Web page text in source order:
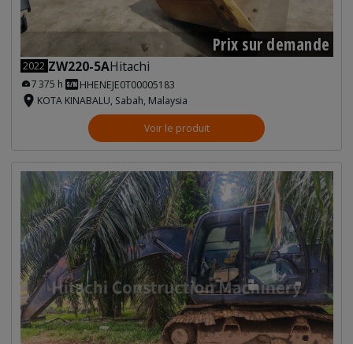
Prix sur demande
2022 ZW220-5AHitachi
7 375 h
HHENEJE0T00005183
KOTA KINABALU, Sabah, Malaysia
Voir le produit